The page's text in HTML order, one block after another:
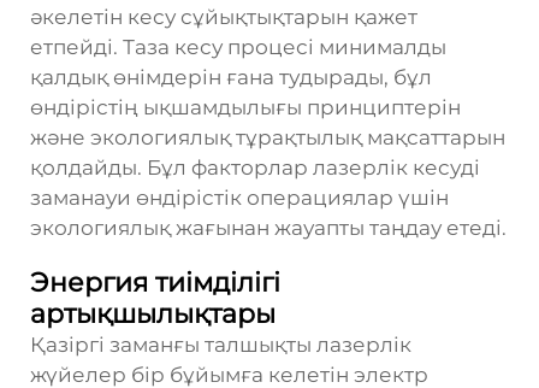
әкелетін кесу сұйықтықтарын қажет
етпейді. Таза кесу процесі минималды
қалдық өнімдерін ғана тудырады, бұл
өндірістің ықшамдылығы принциптерін
және экологиялық тұрақтылық мақсаттарын
қолдайды. Бұл факторлар лазерлік кесуді
заманауи өндірістік операциялар үшін
экологиялық жағынан жауапты таңдау етеді.
Энергия тиімділігі
артықшылықтары
Қазіргі заманғы талшықты лазерлік
жүйелер бір бұйымға келетін электр